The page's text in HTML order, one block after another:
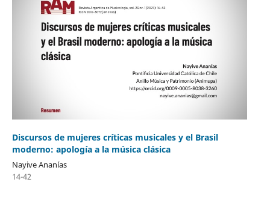
Discursos de mujeres críticas musicales y el Brasil
moderno: apología a la música clásica
Nayive Ananías
14-42